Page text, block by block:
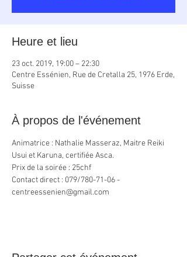
Heure et lieu
23 oct. 2019, 19:00 – 22:30
Centre Essénien, Rue de Cretalla 25, 1976 Erde,
Suisse
À propos de l'événement
Animatrice : Nathalie Masseraz, Maitre Reiki
Usui et Karuna, certifiée Asca.
Prix de la soirée : 25chf
Contact direct : 079/780-71-06 -
centreessenien@gmail.com